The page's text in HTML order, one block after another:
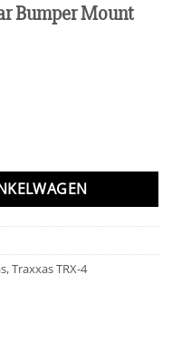
Bumper Mount
Mount aantal
,Traxxas TRX-4